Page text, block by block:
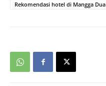
Rekomendasi hotel di Mangga Dua